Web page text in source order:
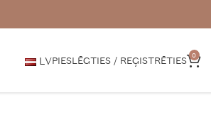
LVPIESLĒGTIES / REĢISTRĒTIES 0